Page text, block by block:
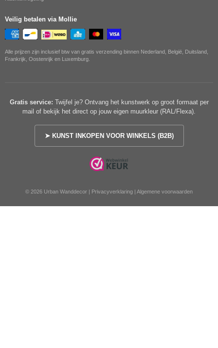
Veilig betalen via Mollie
Alle prijzen zijn inclusief btw van gratis verzending binnen Nederland, België, Duitsland,
Frankrijk, Oostenrijk en Luxemburg.
Gratis service: Twijfel je? Ontvang het kunstwerk op groot formaat per
mail of bekijk het direct op jouw eigen muurkleur (RAL/Flexa).
➤ KUNST INKOPEN VOOR WINKELS (B2B)
© 2026 Urban Wanddecor | Privacyverklaring | Algemene voorwaarden